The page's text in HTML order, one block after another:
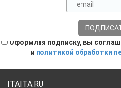
Оформляя подписку, вы
и политикой обработки
ITAITA.RU